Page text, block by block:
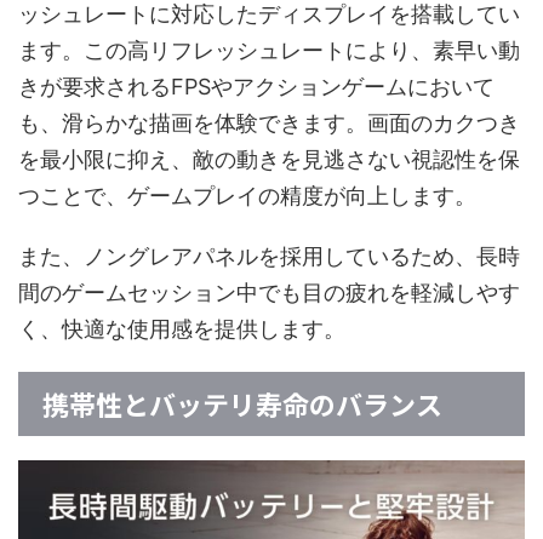
ッシュレートに対応したディスプレイを搭載してい
ます。この高リフレッシュレートにより、素早い動
きが要求されるFPSやアクションゲームにおいて
も、滑らかな描画を体験できます。画面のカクつき
を最小限に抑え、敵の動きを見逃さない視認性を保
つことで、ゲームプレイの精度が向上します。
また、ノングレアパネルを採用しているため、長時
間のゲームセッション中でも目の疲れを軽減しやす
く、快適な使用感を提供します。
携帯性とバッテリ寿命のバランス